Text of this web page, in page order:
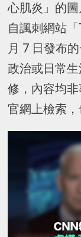
心肌炎」的
自諷刺網站
月 7 日發布
政治或日常
修，內容均非
官網上檢索，